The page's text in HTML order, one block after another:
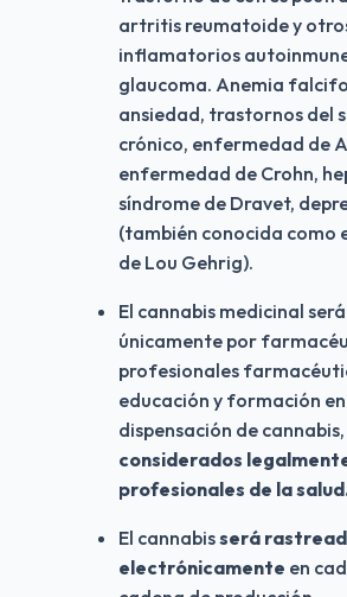
artritis reumatoide y
inflamatorios
glaucoma. Anemia
ansiedad, trastornos del
crónico, enfermedad de
enfermedad de Crohn,
síndrome de Dravet,
(también conocida como
de Lou Gehrig).
El cannabis medicinal
únicamente por
profesionales
educación y formación
dispensación de
considerados
profesionales de la
El cannabis será
electrónicamente en